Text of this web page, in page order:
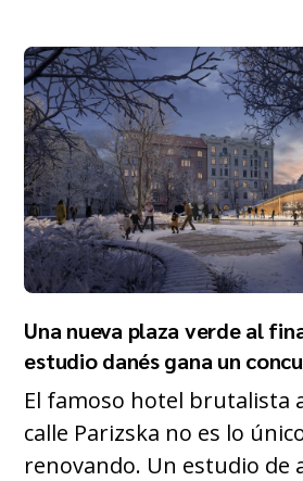
Una nueva plaza verde al
estudio danés gana un
El famoso hotel brutalista
calle Parizska no es lo
renovando. Un estudio de